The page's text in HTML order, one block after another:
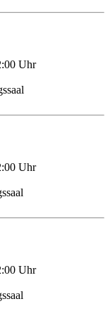
Uhr
Uhr
Uhr